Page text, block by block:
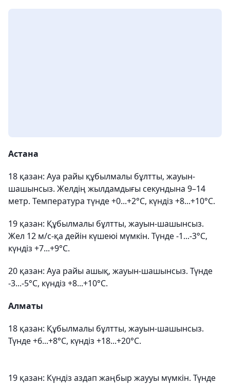
Астана
18 қазан: Ауа райы құбылмалы бұлтты, жауын-
шашынсыз. Желдің жылдамдығы секундына 9–14
метр. Температура түнде +0...+2°С, күндіз +8...+10°С.
19 қазан: Құбылмалы бұлтты, жауын-шашынсыз.
Жел 12 м/с-қа дейін күшеюі мүмкін. Түнде -1...-3°С,
күндіз +7...+9°С.
20 қазан: Ауа райы ашық, жауын-шашынсыз. Түнде
-3...-5°С, күндіз +8...+10°С.
Алматы
18 қазан: Құбылмалы бұлтты, жауын-шашынсыз.
Түнде +6...+8°С, күндіз +18...+20°С.
19 қазан: Күндіз аздап жаңбыр жаууы мүмкін. Түнде